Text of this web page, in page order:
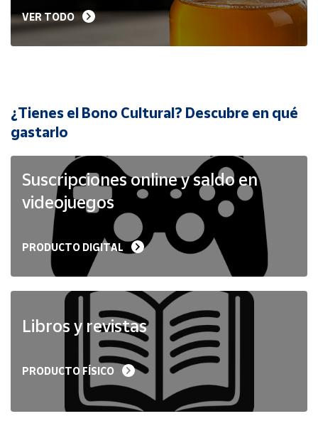
Hazte
vendedor
Cuenta
Ubicación
Península
Baleares
Melilla
VER TODO
¿Tienes el Bono Cultural? Descubre en qué
gastarlo
Suscripciones online y saldo en
videojuegos
PRODUCTO DIGITAL
Libros y revistas
PRODUCTO FÍSICO